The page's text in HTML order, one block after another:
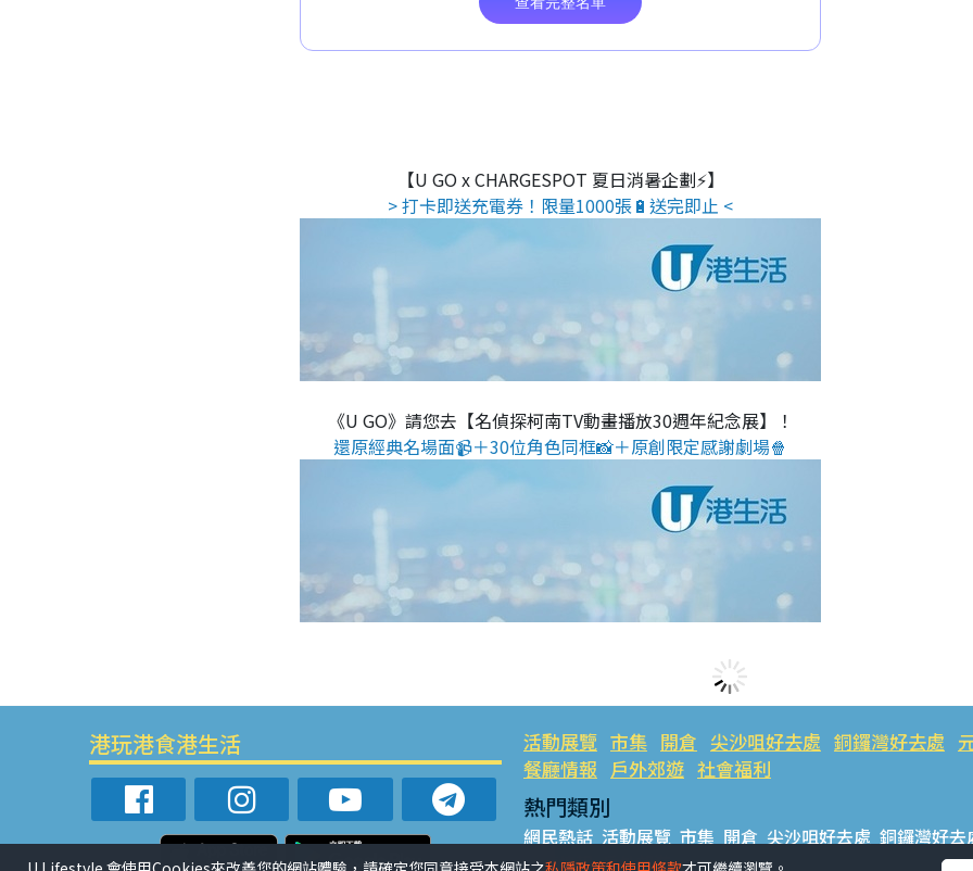
【U GO x CHARGESPOT 夏日消暑企劃⚡】
> 打卡即送充電券！限量1000張🔋送完即止 <
《U GO》請您去【名偵探柯南TV動畫播放30週年紀念展】！
還原經典名場面📹＋30位角色同框📸＋原創限定感謝劇場🍿
港玩港食港生活 活動展覽 市集 開倉 尖沙咀好去處 銅鑼灣好去處
餐廳情報 戶外郊遊 社會福利
熱門類別
網民熱話 活動展覽 市集 開倉 尖沙咀好去處 銅鑼灣好去
餐廳情報 戶外郊遊